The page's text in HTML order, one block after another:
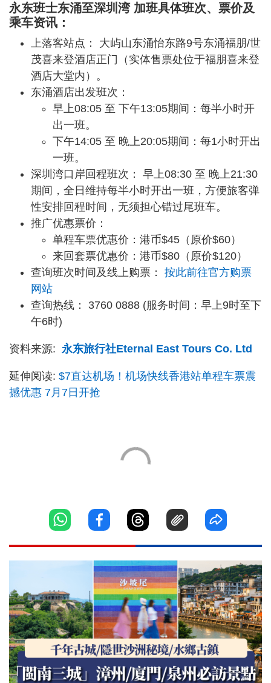
永东班士东涌至深圳湾 加班具体班次、票价及
乘车资讯：
上落客站点： 大屿山东涌怡东路9号东涌福朋/世
茂喜来登酒店正门（实体售票处位于福朋喜来登
酒店大堂内）。
东涌酒店出发班次：
早上08:05 至 下午13:05期间：每半小时开
出一班。
下午14:05 至 晚上20:05期间：每1小时开出
一班。
深圳湾口岸回程班次： 早上08:30 至 晚上21:30
期间，全日维持每半小时开出一班，方便旅客弹
性安排回程时间，无须担心错过尾班车。
推广优惠票价：
单程车票优惠价：港币$45（原价$60）
来回套票优惠价：港币$80（原价$120）
查询班次时间及线上购票： 按此前往官方购票
网站
查询热线： 3760 0888 (服务时间：早上9时至下
午6时)
资料来源: 永东旅行社Eternal East Tours Co. Ltd
延伸阅读: $7直达机场！机场快线香港站单程车票震
撼优惠 7月7日开抢